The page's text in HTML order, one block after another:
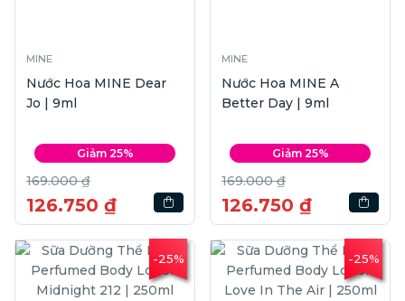
MINE
Nước Hoa MINE Dear
Jo | 9ml
Giảm 25%
169.000 ₫
126.750 ₫
MINE
Nước Hoa MINE A
Better Day | 9ml
Giảm 25%
169.000 ₫
126.750 ₫
-25% -25%